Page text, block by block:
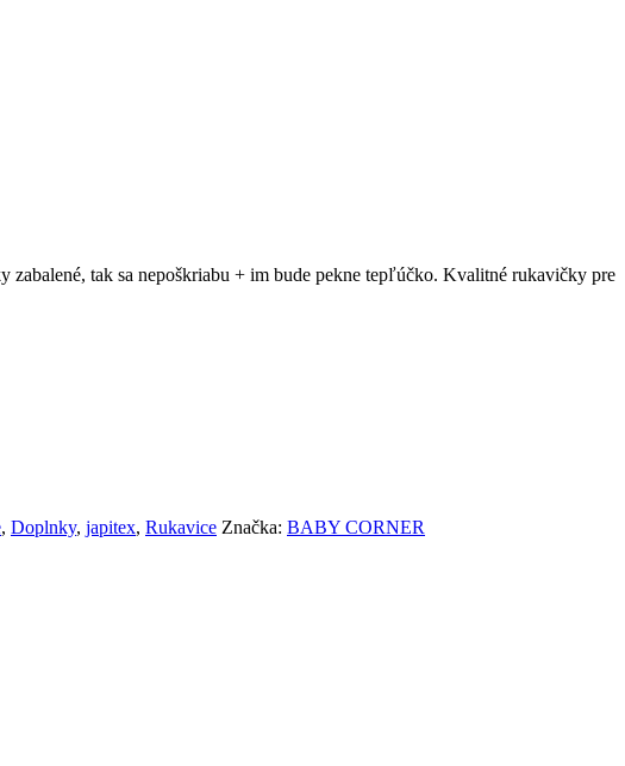
tak sa nepoškriabu + im bude pekne tepľúčko. Kvalitné rukavičky pre
, Doplnky, japitex, Rukavice Značka: BABY CORNER